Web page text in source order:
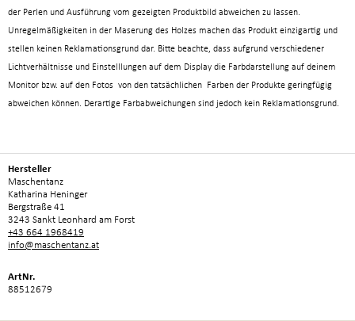
der Perlen und Ausführung vom gezeigten Produktbild abweichen zu lassen.
Unregelmäßigkeiten in der Maserung des Holzes machen das Produkt einzigartig und
stellen keinen Reklamationsgrund dar. Bitte beachte, dass aufgrund verschiedener
Lichtverhältnisse und Einstelllungen auf dem Display die Farbdarstellung auf deinem
Monitor bzw. auf den Fotos von den tatsächlichen Farben der Produkte geringfügig
abweichen können. Derartige Farbabweichungen sind jedoch kein Reklamationsgrund.
Hersteller
Maschentanz
Katharina Heninger
Bergstraße 41
3243 Sankt Leonhard am Forst
+43 664 1968419
info@maschentanz.at
ArtNr.
88512679